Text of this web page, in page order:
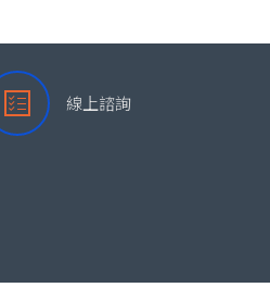
線上諮詢